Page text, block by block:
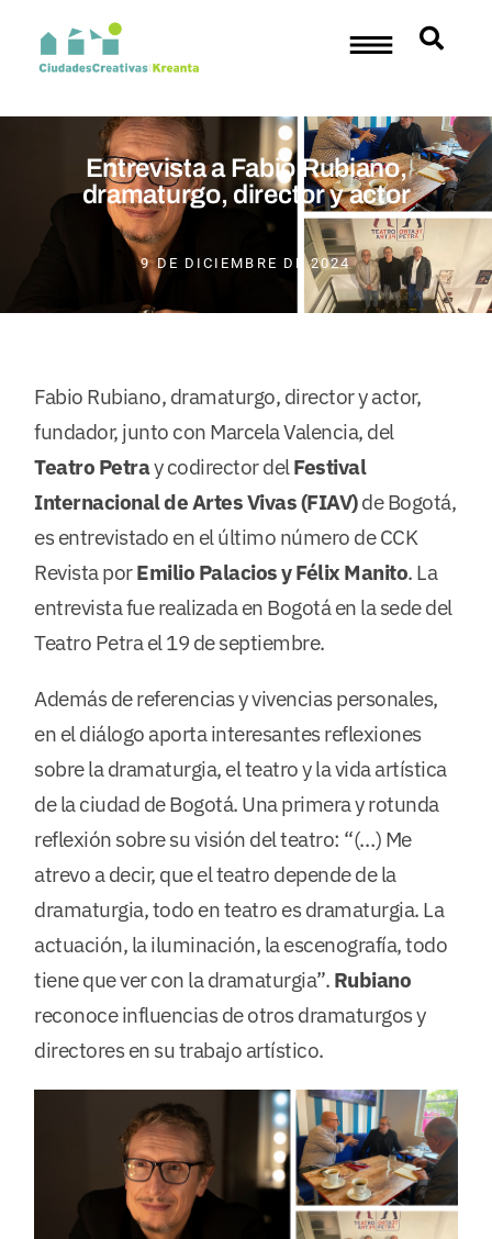
Entrevista a Fabio Rubiano,
dramaturgo, director y actor
9 DE DICIEMBRE DE 2024
Fabio Rubiano, dramaturgo, director y actor,
fundador, junto con Marcela Valencia, del
Teatro Petray codirector delFestival
Internacional de Artes Vivas (FIAV)de Bogotá,
es entrevistado en el último número de CCK
Revista porEmilio Palacios y Félix Manito. La
entrevista fue realizada en Bogotá en la sede del
Teatro Petra el 19 de septiembre.
Además de referencias y vivencias personales,
en el diálogo aporta interesantes reflexiones
sobre la dramaturgia, el teatro y la vida artística
de la ciudad de Bogotá. Una primera y rotunda
reflexión sobre su visión del teatro: “(…) Me
atrevo a decir, que el teatro depende de la
dramaturgia, todo en teatro es dramaturgia. La
actuación, la iluminación, la escenografía, todo
tiene que ver con la dramaturgia”. Rubiano
reconoce influencias de otros dramaturgos y
directores en su trabajo artístico.